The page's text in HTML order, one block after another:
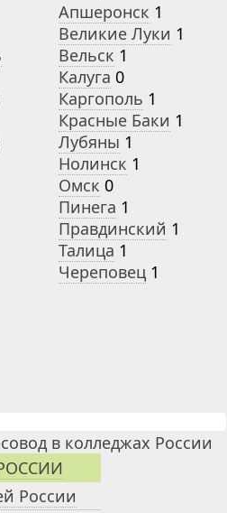
Апшеронск 1
Великие Луки 1
Вельск 1
Калуга 0
Каргополь 1
Красные Баки 1
Лубяны 1
Нолинск 1
Омск 0
Пинега 1
Правдинский 1
Талица 1
Череповец 1
России